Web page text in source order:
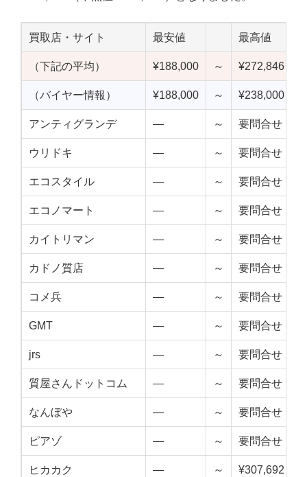
買取店・サイト 最安値 最高値
（下記の平均） ¥188,000 ～ ¥272,846
（バイヤー情報） ¥188,000 ～ ¥238,000
アンティグランデ — ～ 要問合せ
ウリドキ — ～ 要問合せ
エコスタイル — ～ 要問合せ
エコノマート — ～ 要問合せ
カイトリマン — ～ 要問合せ
カドノ質店 — ～ 要問合せ
コメ兵 — ～ 要問合せ
GMT — ～ 要問合せ
jrs — ～ 要問合せ
質屋さんドットコム — ～ 要問合せ
なんぼや — ～ 要問合せ
ピアゾ — ～ 要問合せ
ヒカカク — ～ ¥307,692